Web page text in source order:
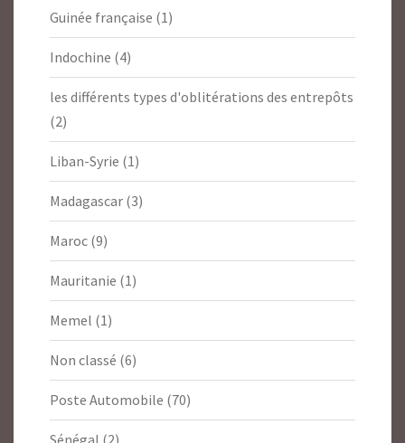
Guinée française (1)
Indochine (4)
les différents types d'oblitérations des entrepôts
(2)
Liban-Syrie (1)
Madagascar (3)
Maroc (9)
Mauritanie (1)
Memel (1)
Non classé (6)
Poste Automobile (70)